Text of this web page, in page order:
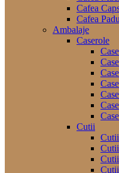
Cafea
Cafea
Ambalaje
Caserole
Cutii